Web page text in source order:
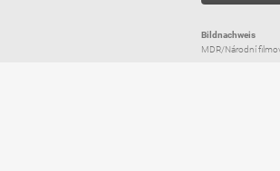
Bildnachweis
MDR/Národní